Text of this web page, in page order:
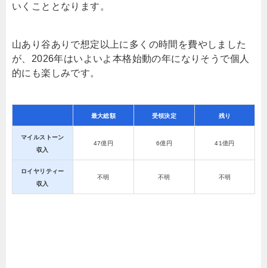
いくこととなります。
山あり谷ありで想定以上に多くの時間を費やしました
が、2026年はいよいよ本格始動の年になりそうで個人
的にも楽しみです。
最大総額 受領決定 残り
マイルストーン
収入
47億円 6億円 41億円
ロイヤリティー
収入
不明 不明 不明